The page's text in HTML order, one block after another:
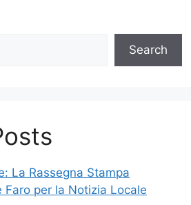
Search
La Rassegna Stampa
Faro per la Notizia Locale